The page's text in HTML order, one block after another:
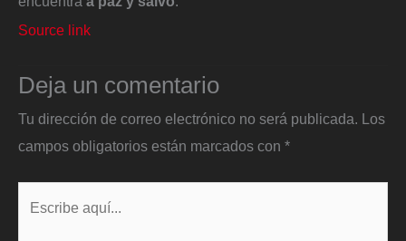
Source link
Deja un comentario
Tu dirección de correo electrónico no será publicada. Los
campos obligatorios están marcados con *